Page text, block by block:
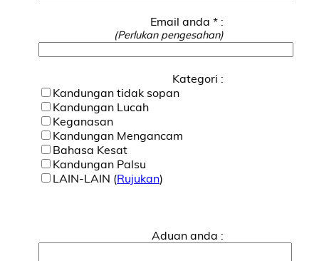
Email anda * :
(Perlukan pengesahan)
Kategori :
Kandungan tidak sopan
Kandungan Lucah
Keganasan
Kandungan Mengancam
Bahasa Kesat
Kandungan Palsu
LAIN-LAIN (Rujukan)
Aduan anda :